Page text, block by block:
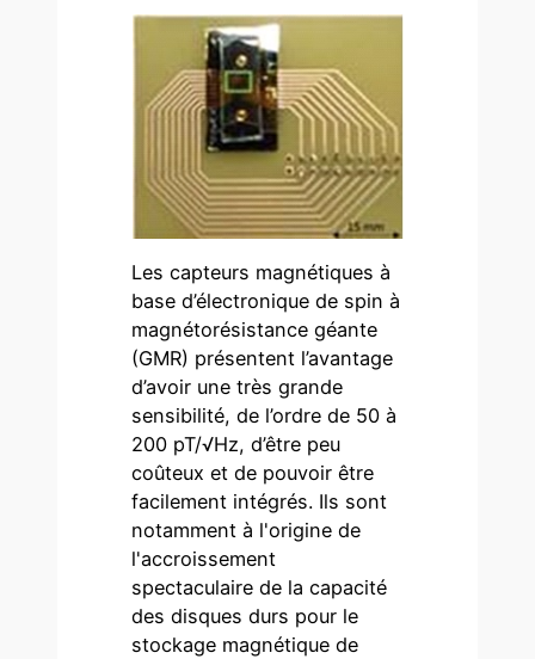
Les capteurs magnétiques à
base d’électronique de spin à
magnétorésistance géante
(GMR) présentent l’avantage
d’avoir une très grande
sensibilité, de l’ordre de 50 à
200 pT/√Hz, d’être peu
coûteux et de pouvoir être
facilement intégrés. Ils sont
notamment à l'origine de
l'accroissement
spectaculaire de la capacité
des disques durs pour le
stockage magnétique de